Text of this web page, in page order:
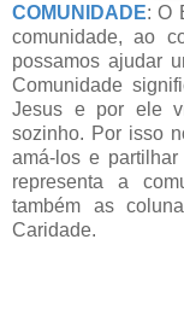
COMUNIDADE: O
comunidade, ao
possamos ajudar
Comunidade
Jesus e por ele
sozinho. Por isso
amá-los e
representa a
também as
Caridade.